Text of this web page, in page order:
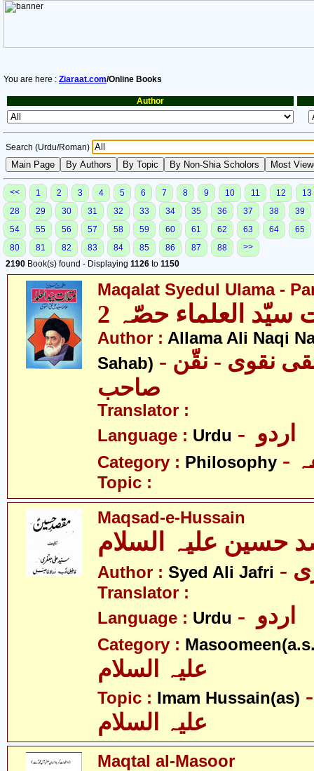
You are here : Ziaraat.com/Online Books
Author
Search (Urdu/Roman)
<< 1 2 3 4 5 6 7 8 9 10 11 12
13
28
29 30 31 32 33 34 35 36 37 38
39
54
55 56 57 58 59 60 61 62 63 64
65
80
81 82 83 84 85 86 87 88
>>
2190 Book(s) found - Displaying 1126 to 1150
Maqalat Syedul Ulama -
سیّد العلماء حصّہ 2
Author : Allama Ali Naqi
Sahab) - علامہ علی نقی نقوی - نقّن
صاحب
Translator :
Language : Urdu
Category : Philosophy
Topic :
Maqsad-e-Hussain
حسین علیہ السلام
Author : Syed Ali Jafri
Translator :
Language : Urdu
Category :
Topic : Imam Hussain(as)
علیہ السلام
Maqtal al-Masoor